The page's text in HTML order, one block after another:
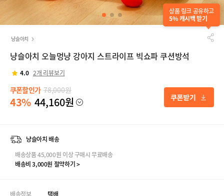
상품 링크 공유하고
5% 캐시백 받기
냥슬아치
냥슬아치 오늘멍냥 강아지 스트라이프 빅쇼파 쿠션방석
4.0 2개 리뷰보기
쿠폰할인가 78,000원
43% 44,160원
냥슬아치 배송
배송상품 45,000원 이상 구매시 무료배송
배송비 3,000원 절약하기 >
배송정보
택배